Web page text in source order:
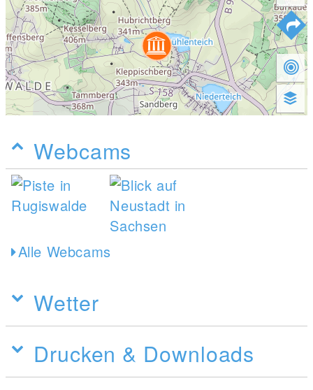
Webcams
Alle Webcams
Wetter
Drucken & Downloads